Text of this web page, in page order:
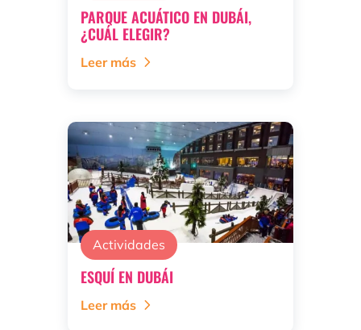
PARQUE ACUÁTICO EN DUBÁI,
¿CUÁL ELEGIR?
Leer más
Actividades
ESQUÍ EN DUBÁI
Leer más